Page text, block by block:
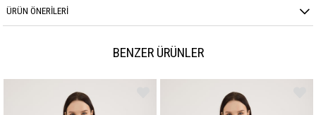
ÜRÜN ÖNERILERI
BENZER ÜRÜNLER